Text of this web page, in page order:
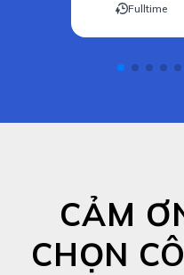
Fulltime
CẢM
CHỌN